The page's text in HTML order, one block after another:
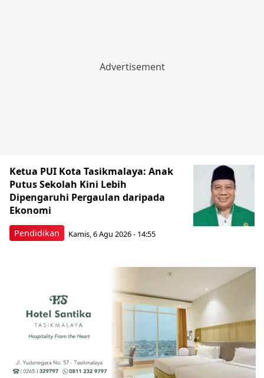
Pendidikan
Ketua PUI Kota Tasikmalaya: Anak
Putus Sekolah Kini Lebih
Dipengaruhi Pergaulan daripada
Ekonomi
Kamis, 6 Agu 2026 - 14:55